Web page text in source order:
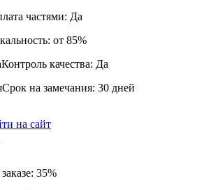
частями: Да
от 85%
Контроль качества: Да
Срок на замечания: 30 дней
на сайт
35%